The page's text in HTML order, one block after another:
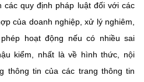
các quy định pháp luật đối với các
của doanh nghiệp, xử lý nghiêm,
hoạt động nếu có nhiều sai
kiểm, nhất là về hình thức, nội
thông tin của các trang thông tin